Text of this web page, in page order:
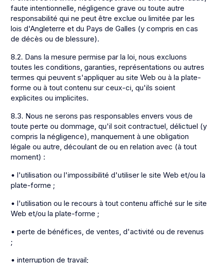
faute intentionnelle, négligence grave ou toute autre
responsabilité qui ne peut être exclue ou limitée par les
lois d'Angleterre et du Pays de Galles (y compris en cas
de décès ou de blessure).
8.2. Dans la mesure permise par la loi, nous excluons
toutes les conditions, garanties, représentations ou autres
termes qui peuvent s'appliquer au site Web ou à la plate-
forme ou à tout contenu sur ceux-ci, qu'ils soient
explicites ou implicites.
8.3. Nous ne serons pas responsables envers vous de
toute perte ou dommage, qu'il soit contractuel, délictuel (y
compris la négligence), manquement à une obligation
légale ou autre, découlant de ou en relation avec (à tout
moment) :
• l'utilisation ou l'impossibilité d'utiliser le site Web et/ou la
plate-forme ;
• l'utilisation ou le recours à tout contenu affiché sur le site
Web et/ou la plate-forme ;
• perte de bénéfices, de ventes, d'activité ou de revenus
;
• interruption de travail;